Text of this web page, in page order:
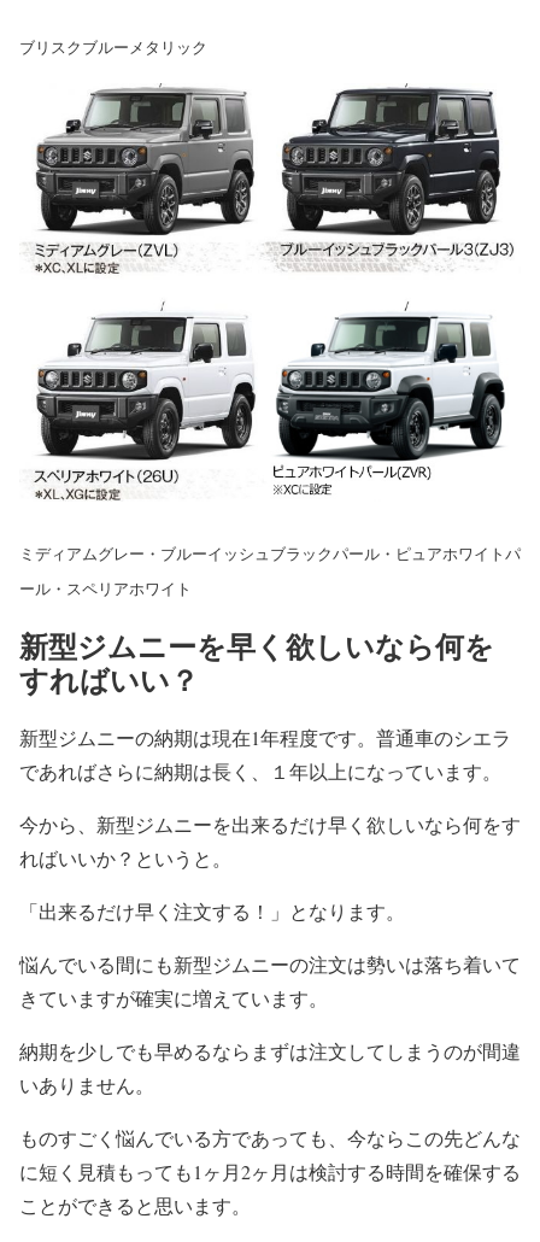
ブリスクブルーメタリック
ミディアムグレー・ブルーイッシュブラックパール・ピュアホワイトパ
ール・スペリアホワイト
新型ジムニーを早く欲しいなら何を
すればいい？
新型ジムニーの納期は現在1年程度です。普通車のシエラ
であればさらに納期は長く、１年以上になっています。
今から、新型ジムニーを出来るだけ早く欲しいなら何をす
ればいいか？というと。
「出来るだけ早く注文する！」となります。
悩んでいる間にも新型ジムニーの注文は勢いは落ち着いて
きていますが確実に増えています。
納期を少しでも早めるならまずは注文してしまうのが間違
いありません。
ものすごく悩んでいる方であっても、今ならこの先どんな
に短く見積もっても1ヶ月2ヶ月は検討する時間を確保する
ことができると思います。